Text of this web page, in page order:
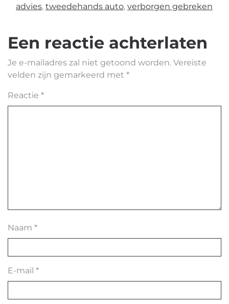
advies, tweedehands auto, verborgen gebreken
Een reactie achterlaten
Je e-mailadres zal niet getoond worden. Vereiste
velden zijn gemarkeerd met *
Reactie *
Naam *
E-mail *